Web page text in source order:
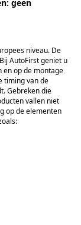
geen
niveau. De
AutoFirst geniet u
en op de montage
timing van de
Gebreken die
vallen niet
op de elementen